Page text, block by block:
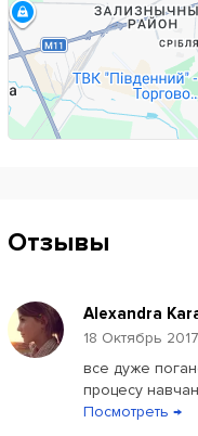
Отзывы
Alexandra
18 Октябрь
все дуже
процесу
Посмотреть →